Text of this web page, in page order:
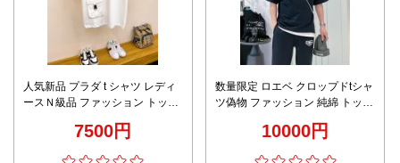
人気新品 プラダ t シャツ レディ
ースＮ級品 ファッション トップ
7500円
数量限定 ロエベ クロップドtシャ
ツ偽物 ファッション 純綿 トップ
10000円